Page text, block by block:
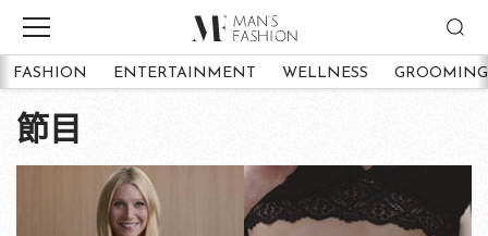
FASHION ENTERTAINMENT WELLNESS GROOMING
節目